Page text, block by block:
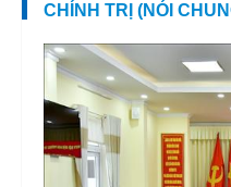
CHÍNH TRỊ (NÓI